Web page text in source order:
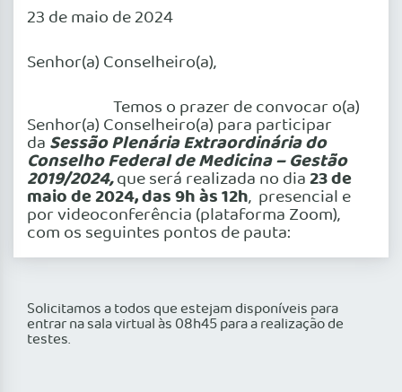
23 de maio de 2024
Senhor(a) Conselheiro(a),
Temos o prazer de convocar o(a)
Senhor(a) Conselheiro(a) para participar
da Sessão Plenária Extraordinária do
Conselho Federal de Medicina – Gestão
2019/2024,que será realizada no dia23 de
maio de 2024, das 9h às 12h, presencial e
por videoconferência (plataforma Zoom),
com os seguintes pontos de pauta:
Solicitamos a todos que estejam disponíveis para
entrar na sala virtual às 08h45 para a realização de
testes.